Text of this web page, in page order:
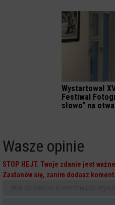
Wystartował
Festiwal
słowo" na
Wasze opinie
STOP HEJT. Twoje zdanie jest
Zastanów się, zanim dodasz